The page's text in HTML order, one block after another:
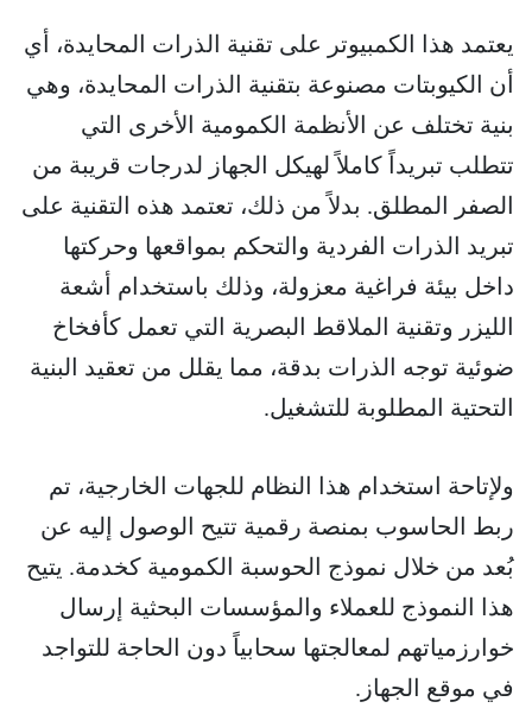
يعتمد هذا الكمبيوتر على تقنية الذرات المحايدة، أي
أن الكيوبتات مصنوعة بتقنية الذرات المحايدة، وهي
بنية تختلف عن الأنظمة الكمومية الأخرى التي
تتطلب تبريداً كاملاً لهيكل الجهاز لدرجات قريبة من
الصفر المطلق. بدلاً من ذلك، تعتمد هذه التقنية على
تبريد الذرات الفردية والتحكم بمواقعها وحركتها
داخل بيئة فراغية معزولة، وذلك باستخدام أشعة
الليزر وتقنية الملاقط البصرية التي تعمل كأفخاخ
ضوئية توجه الذرات بدقة، مما يقلل من تعقيد البنية
التحتية المطلوبة للتشغيل.
ولإتاحة استخدام هذا النظام للجهات الخارجية، تم
ربط الحاسوب بمنصة رقمية تتيح الوصول إليه عن
بُعد من خلال نموذج الحوسبة الكمومية كخدمة. يتيح
هذا النموذج للعملاء والمؤسسات البحثية إرسال
خوارزمياتهم لمعالجتها سحابياً دون الحاجة للتواجد
في موقع الجهاز.